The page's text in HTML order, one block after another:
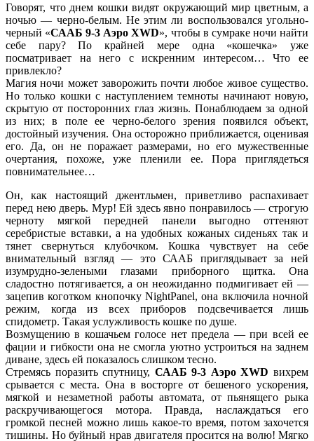
Говорят, что днем кошки видят окружающий мир цветным, а
ночью — черно-белым. Не этим ли воспользовался угольно-
черный «СААБ 9-3 Аэро XWD», чтобы в сумраке ночи найти
себе пару? По крайней мере одна «кошечка» уже
посматривает на него с искренним интересом… Что ее
привлекло?
Магия ночи может заворожить почти любое живое существо.
Но только кошки с наступлением темноты начинают новую,
скрытую от посторонних глаз жизнь. Понаблюдаем за одной
из них; в поле ее черно-белого зрения появился объект,
достойный изучения. Она осторожно приближается, оценивая
его. Да, он не поражает размерами, но его мужественные
очертания, похоже, уже пленили ее. Пора приглядеться
повнимательнее…
Он, как настоящий джентльмен, приветливо распахивает
перед нею дверь. Мур! Ей здесь явно понравилось — строгую
черноту мягкой передней панели выгодно оттеняют
серебристые вставки, а на удобных кожаных сиденьях так и
тянет свернуться клубочком. Кошка чувствует на себе
внимательный взгляд — это СААБ приглядывает за ней
изумрудно-зелеными глазами приборного щитка. Она
сладостно потягивается, а он неожиданно подмигивает ей —
зацепив коготком кнопочку NightPanel, она включила ночной
режим, когда из всех приборов подсвечивается лишь
спидометр. Такая услужливость кошке по душе.
Возмущению в кошачьем голосе нет предела — при всей ее
фации и гибкости она не смогла уютно устроиться на заднем
диване, здесь ей показалось слишком тесно.
Стремясь поразить спутницу, СААБ 9-3 Аэро XWD вихрем
срывается с места. Она в восторге от бешеного ускорения,
мягкой и незаметной работы автомата, от пьянящего рыка
раскручивающегося мотора. Правда, наслаждаться его
громкой песней можно лишь какое-то время, потом захочется
тишины. Но буйный нрав двигателя просится на волю! Мягко